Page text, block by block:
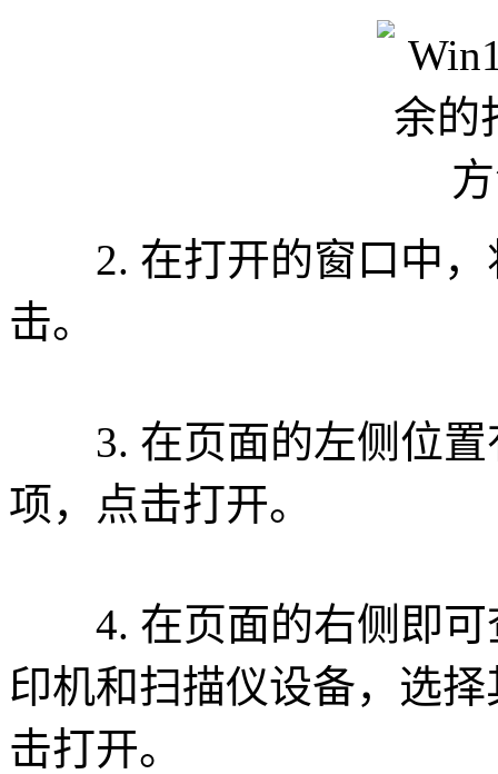
2. 在打开的窗口中，
击。
3. 在页面的左侧位置
项，点击打开。
4. 在页面的右侧即可
印机和扫描仪设备，选
击打开。